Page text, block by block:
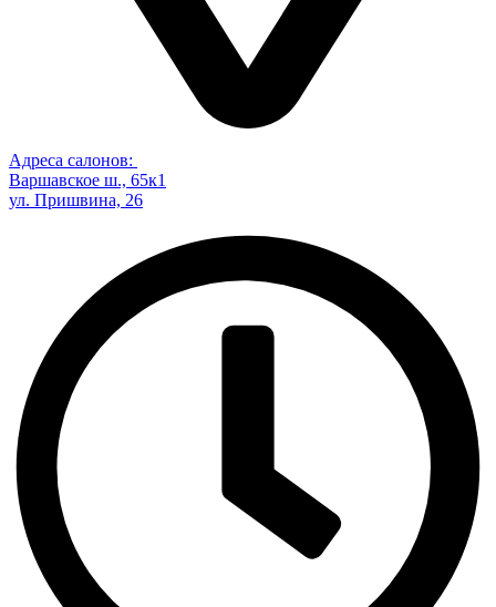
Адреса салонов:
Варшавское ш., 65к1
ул. Пришвина, 26